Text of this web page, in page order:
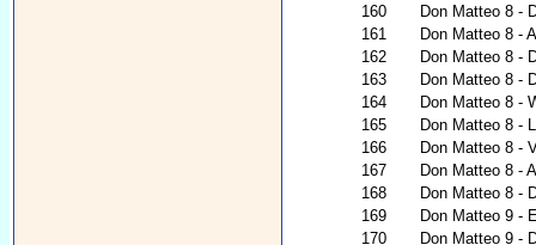
160
Don Matteo 8 -
161
Don Matteo 8 -
162
Don Matteo 8 -
163
Don Matteo 8 -
164
Don Matteo 8 -
165
Don Matteo 8 -
166
Don Matteo 8 -
167
Don Matteo 8 -
168
Don Matteo 8 -
169
Don Matteo 9 -
170
Don Matteo 9 -